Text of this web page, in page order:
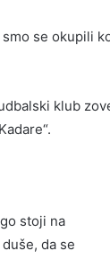
se okupili
klub
stoji na
da se